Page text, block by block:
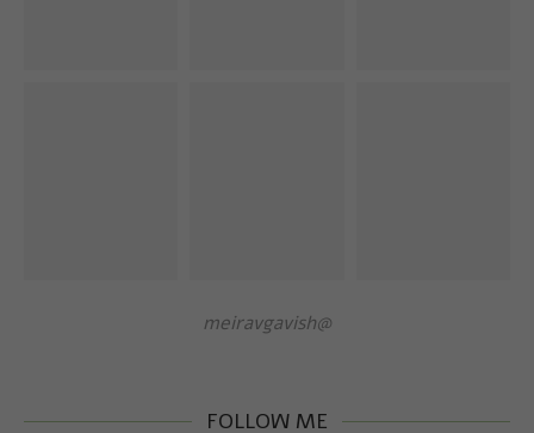
@meiravgavish
FOLLOW ME